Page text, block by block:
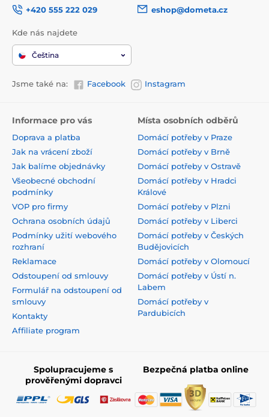
+420 555 222 029
eshop@dometa.cz
Kde nás najdete
Čeština
Jsme také na: Facebook Instagram
Informace pro vás
Doprava a platba
Jak na vrácení zboží
Jak balíme objednávky
Všeobecné obchodní
podmínky
VOP pro firmy
Ochrana osobních údajů
Podmínky užití webového
rozhraní
Reklamace
Odstoupení od smlouvy
Formulář na odstoupení od
smlouvy
Kontakty
Affiliate program
Místa osobních odběrů
Domácí potřeby v Praze
Domácí potřeby v Brně
Domácí potřeby v Ostravě
Domácí potřeby v Hradci
Králové
Domácí potřeby v Plzni
Domácí potřeby v Liberci
Domácí potřeby v Českých
Budějovicích
Domácí potřeby v Olomoucí
Domácí potřeby v Ústí n.
Labem
Domácí potřeby v
Pardubicích
Spolupracujeme s
prověřenými dopravci
Bezpečná platba online